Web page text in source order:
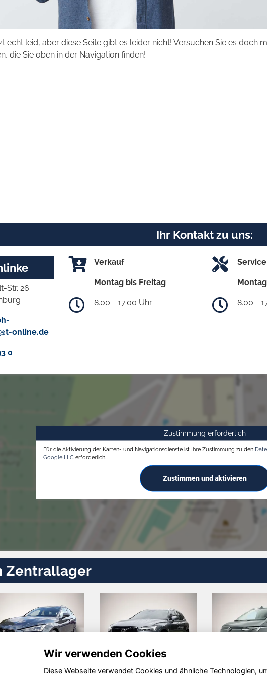
echt leid, aber diese Seite gibt es leider nicht! Versuchen Sie es doch
die Sie oben in der Navigation finden!
Ihr Kontakt zu uns:
Str. 26
online.de
0
Verkauf
Montag bis Freitag
8.00 - 17.00 Uhr
Service
8.00 -
Zustimmung erforderlich
Für die Aktivierung der Karten- und Navigationsdienste ist Ihre Zustimmung zu den
Google LLC erforderlich.
Zustimmen und aktivieren
Zentrallager
Wir verwenden Cookies
Diese Webseite verwendet Cookies und ähnliche Technologien,